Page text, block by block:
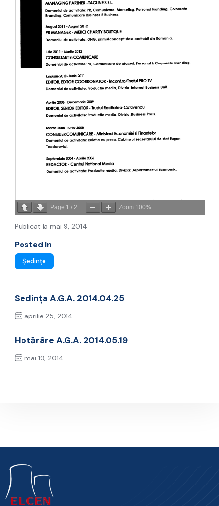
Page 1 / 2 Zoom 100%
Publicat la mai 9, 2014
Posted In
Ședințe
Sedința A.G.A. 2014.04.25
aprilie 25, 2014
Hotărâre A.G.A. 2014.05.19
mai 19, 2014